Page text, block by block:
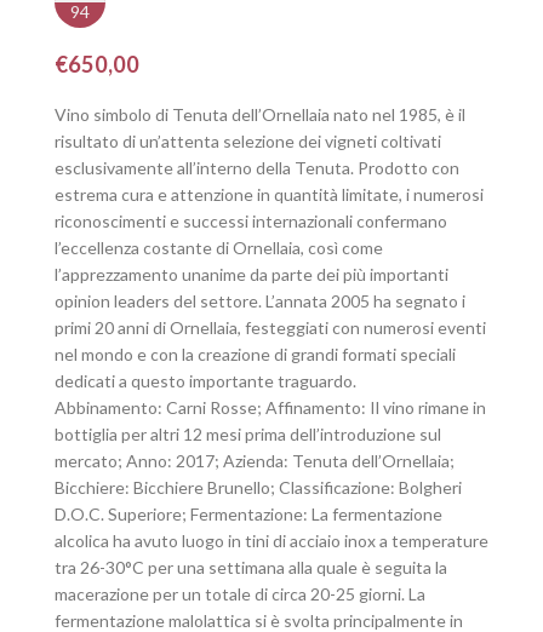
94
€650,00
Vino simbolo di Tenuta dell’Ornellaia nato nel 1985, è il
risultato di un’attenta selezione dei vigneti coltivati
esclusivamente all’interno della Tenuta. Prodotto con
estrema cura e attenzione in quantità limitate, i numerosi
riconoscimenti e successi internazionali confermano
l’eccellenza costante di Ornellaia, così come
l’apprezzamento unanime da parte dei più importanti
opinion leaders del settore. L’annata 2005 ha segnato i
primi 20 anni di Ornellaia, festeggiati con numerosi eventi
nel mondo e con la creazione di grandi formati speciali
dedicati a questo importante traguardo.
Abbinamento: Carni Rosse; Affinamento: Il vino rimane in
bottiglia per altri 12 mesi prima dell’introduzione sul
mercato; Anno: 2017; Azienda: Tenuta dell’Ornellaia;
Bicchiere: Bicchiere Brunello; Classificazione: Bolgheri
D.O.C. Superiore; Fermentazione: La fermentazione
alcolica ha avuto luogo in tini di acciaio inox a temperature
tra 26-30°C per una settimana alla quale è seguita la
macerazione per un totale di circa 20-25 giorni. La
fermentazione malolattica si è svolta principalmente in